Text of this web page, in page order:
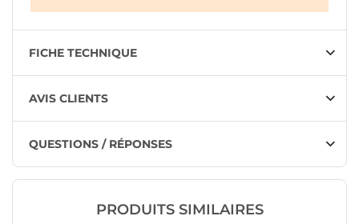
FICHE TECHNIQUE
AVIS CLIENTS
QUESTIONS / RÉPONSES
PRODUITS SIMILAIRES